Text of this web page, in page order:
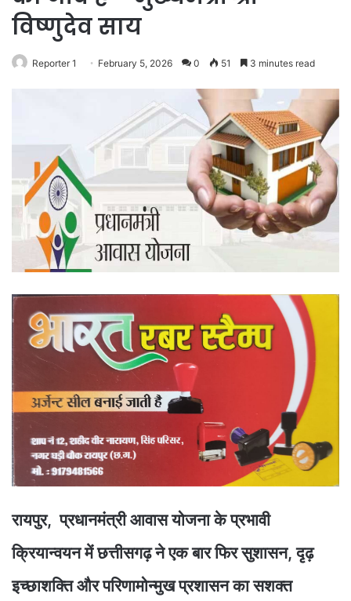
विष्णुदेव साय
Reporter 1 February 5, 2026 0 51 3 minutes read
रायपुर, प्रधानमंत्री आवास योजना के प्रभावी
क्रियान्वयन में छत्तीसगढ़ ने एक बार फिर सुशासन, दृढ़
इच्छाशक्ति और परिणामोन्मुख प्रशासन का सशक्त